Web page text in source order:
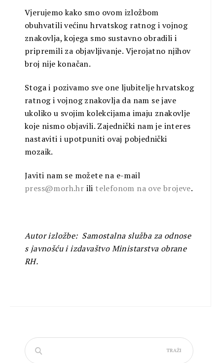
Vjerujemo kako smo ovom izložbom
obuhvatili većinu hrvatskog ratnog i vojnog
znakovlja, kojega smo sustavno obradili i
pripremili za objavljivanje. Vjerojatno njihov
broj nije konačan.
Stoga i pozivamo sve one ljubitelje hrvatskog
ratnog i vojnog znakovlja da nam se jave
ukoliko u svojim kolekcijama imaju znakovlje
koje nismo objavili. Zajednički nam je interes
nastaviti i upotpuniti ovaj pobjednički
mozaik.
Javiti nam se možete na e-mail
press@morh.hr ili telefonom na ove brojeve.
Autor izložbe: Samostalna služba za odnose
s javnošću i izdavaštvo Ministarstva obrane
RH.
Traži: